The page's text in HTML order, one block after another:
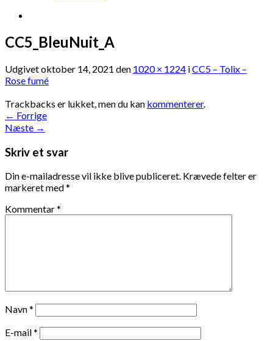
CC5_BleuNuit_A
Udgivetoktober 14, 2021 den 1020 × 1224 iCC5 – Tolix –
Rose fumé
Trackbacks er lukket, men du kan kommenterer.
← Forrige
Næste →
Skriv et svar
Din e-mailadresse vil ikke blive publiceret. Krævede felter er
markeret med*
Kommentar*
Navn*
E-mail*